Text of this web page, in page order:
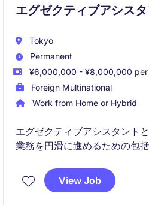
エグゼクティブアシスタ
Tokyo
Permanent
¥6,000,000 - ¥8,000,000 per
Foreign Multinational
Work from Home or Hybrid
エグゼクティブアシスタント
業務を円滑に進めるための包
調整業務を通じて、組織全体
いただきます。
View Job